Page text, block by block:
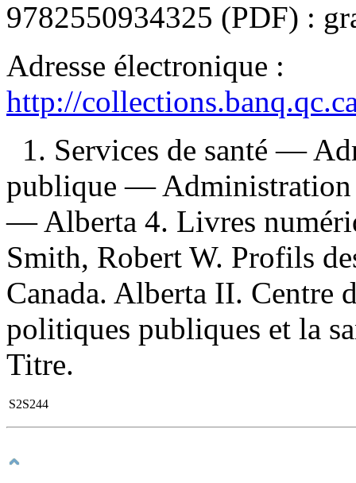
9782550934325 (PDF) :
Adresse électronique :
http://
1. Services de santé —
publique —
— Alberta 4. Livres
Smith, Robert W. Profils
Canada. Alberta II. Centre
politiques publiques et la
Titre.
S2S244